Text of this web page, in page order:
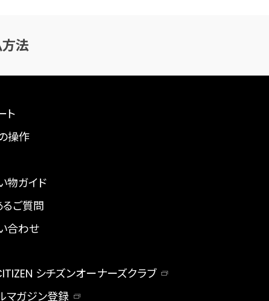
法
ト
操作
物ガイド
るご質問
合わせ
シチズンオーナーズクラブ
マガジン登録